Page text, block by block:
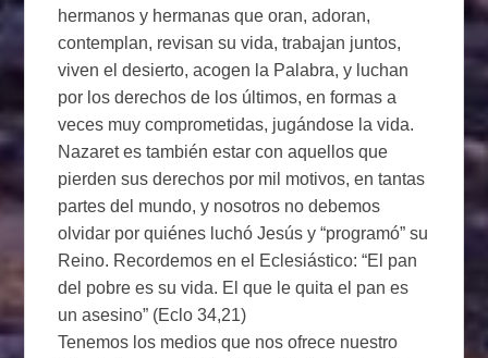
hermanos y hermanas que oran, adoran,
contemplan, revisan su vida, trabajan juntos,
viven el desierto, acogen la Palabra, y luchan
por los derechos de los últimos, en formas a
veces muy comprometidas, jugándose la vida.
Nazaret es también estar con aquellos que
pierden sus derechos por mil motivos, en tantas
partes del mundo, y nosotros no debemos
olvidar por quiénes luchó Jesús y “programó” su
Reino. Recordemos en el Eclesiástico: “El pan
del pobre es su vida. El que le quita el pan es
un asesino” (Eclo 34,21)
Tenemos los medios que nos ofrece nuestro